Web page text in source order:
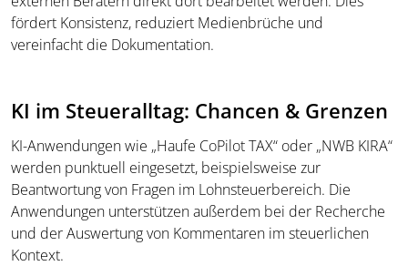
fördert Konsistenz, reduziert Medienbrüche und
vereinfacht die Dokumentation.
KI im Steueralltag: Chancen & Grenzen
KI-Anwendungen wie „Haufe CoPilot TAX“ oder „NWB KIRA“
werden punktuell eingesetzt, beispielsweise zur
Beantwortung von Fragen im Lohnsteuerbereich. Die
Anwendungen unterstützen außerdem bei der Recherche
und der Auswertung von Kommentaren im steuerlichen
Kontext.